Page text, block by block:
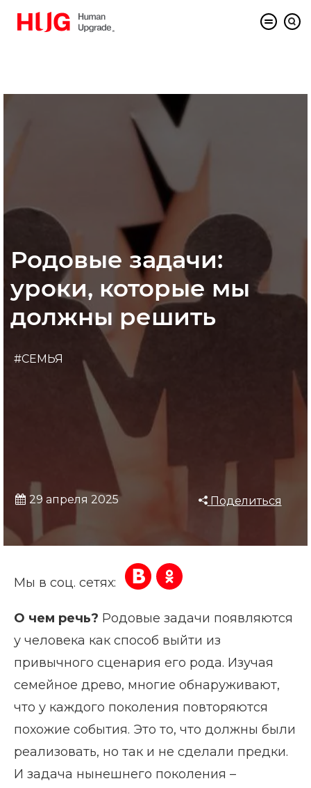
Родовые задачи:
уроки, которые мы
должны решить
#СЕМЬЯ
29 апреля 2025 Поделиться
Мы в соц. сетях:
О чем речь? Родовые задачи появляются
у человека как способ выйти из
привычного сценария его рода. Изучая
семейное древо, многие обнаруживают,
что у каждого поколения повторяются
похожие события. Это то, что должны были
реализовать, но так и не сделали предки.
И задача нынешнего поколения –